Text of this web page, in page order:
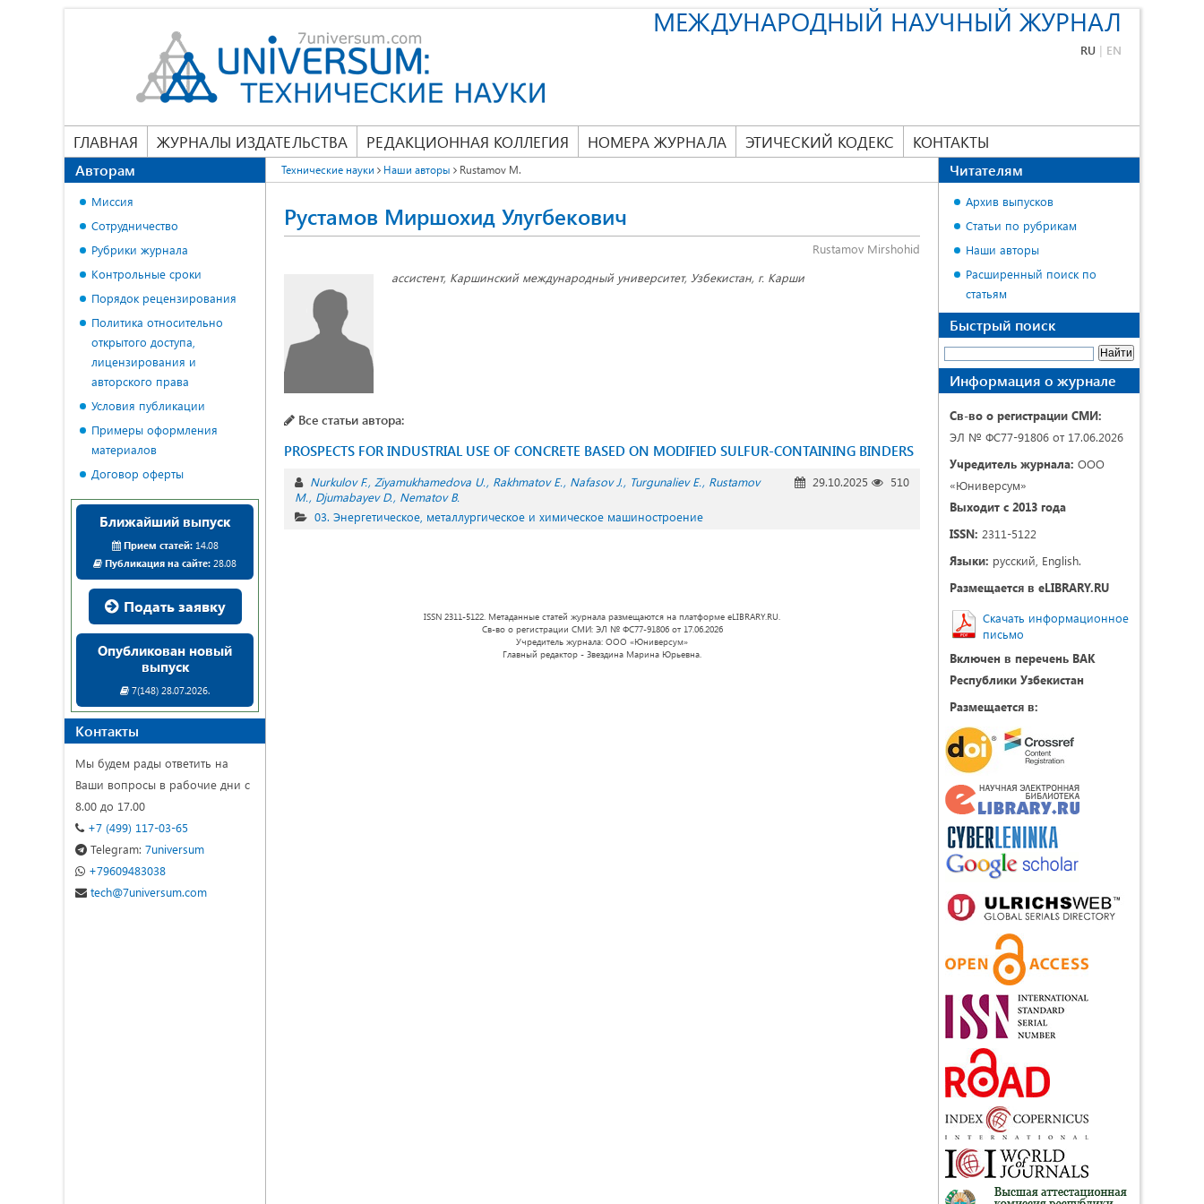
МЕЖДУНАРОДНЫЙ НАУЧНЫЙ ЖУРНАЛ
RU | EN
ГЛАВНАЯ ЖУРНАЛЫ ИЗДАТЕЛЬСТВА РЕДАКЦИОННАЯ КОЛЛЕГИЯ НОМЕРА ЖУРНАЛА ЭТИЧЕСКИЙ КОДЕКС КОНТАКТЫ
Технические науки Наши авторы Rustamov M.
Рустамов Миршохид Улугбекович
Rustamov Mirshohid
ассистент, Каршинский международный университет, Узбекистан, г. Карши
Все статьи автора:
PROSPECTS FOR INDUSTRIAL USE OF CONCRETE BASED ON MODIFIED SULFUR-CONTAINING BINDERS
Nurkulov F. Ziyamukhamedova U. Rakhmatov E. Nafasov J. Turgunaliev E. Rustamov
M. Djumabayev D. Nematov B.
29.10.2025 510
03. Энергетическое, металлургическое и химическое машиностроение
ISSN 2311-5122. Метаданные статей журнала размещаются на платформе eLIBRARY.RU.
Св-во о регистрации СМИ: ЭЛ № ФС77-91806 от 17.06.2026
Учредитель журнала: ООО «Юниверсум»
Главный редактор - Звездина Марина Юрьевна.
Авторам
Миссия
Сотрудничество
Рубрики журнала
Контрольные сроки
Порядок рецензирования
Политика относительно
открытого доступа,
лицензирования и
авторского права
Условия публикации
Примеры оформления
материалов
Договор оферты
Ближайший выпуск
Прием статей:14.08
Публикация на сайте: 28.08
Подать заявку
Опубликован новый
выпуск
7(148) 28.07.2026.
Контакты
Мы будем рады ответить на
Ваши вопросы в рабочие дни с
8.00 до 17.00
+7 (499) 117-03-65
Telegram: 7universum
+79609483038
tech@7universum.com
Читателям
Архив выпусков
Статьи по рубрикам
Наши авторы
Расширенный поиск по
статьям
Быстрый поиск
Информация о журнале
Св-во о регистрации СМИ:
ЭЛ № ФС77-91806 от 17.06.2026
Учредитель журнала: ООО
«Юниверсум»
Выходит с 2013 года
ISSN: 2311-5122
Языки: русский, English.
Размещается в eLIBRARY.RU
Скачать информационное
письмо
Включен в перечень ВАК
Республики Узбекистан
Размещается в: